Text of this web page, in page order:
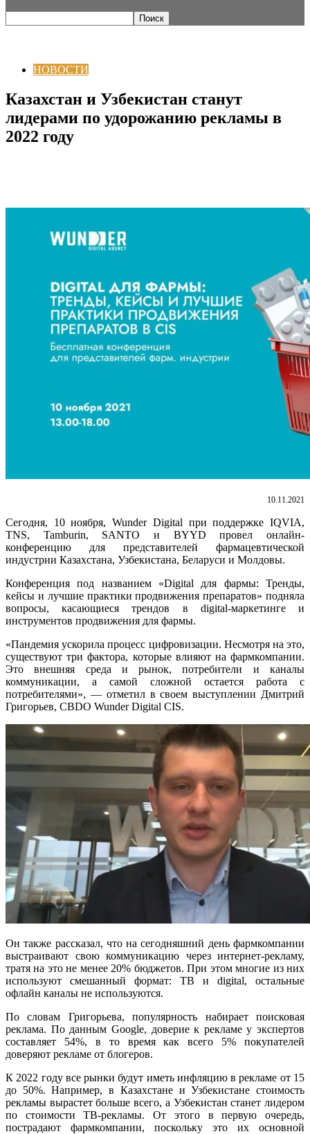
НОВОСТИ
Казахстан и Узбекистан станут
лидерами по удорожанию рекламы в
2022 году
10.11.2021
Сегодня, 10 ноября, Wunder Digital при поддержке IQVIA,
TNS, Tamburin, SANTO и BYYD провел онлайн-
конференцию для представителей фармацевтической
индустрии Казахстана, Узбекистана, Беларуси и Молдовы.
Конференция под названием «Digital для фармы: Тренды,
кейсы и лучшие практики продвижения препаратов» подняла
вопросы, касающиеся трендов в digital-маркетинге и
инструментов продвижения для фармы.
«Пандемия ускорила процесс цифровизации. Несмотря на это,
существуют три фактора, которые влияют на фармкомпании.
Это внешняя среда и рынок, потребители и каналы
коммуникации, а самой сложной остается работа с
потребителями», — отметил в своем выступлении Дмитрий
Григорьев, CBDO Wunder Digital CIS.
Он также рассказал, что на сегодняшний день фармкомпании
выстраивают свою коммуникацию через интернет-рекламу,
тратя на это не менее 20% бюджетов. При этом многие из них
используют смешанный формат: ТВ и digital, остальные
офлайн каналы не используются.
По словам Григорьева, популярность набирает поисковая
реклама. По данным Google, доверие к рекламе у экспертов
составляет 54%, в то время как всего 5% покупателей
доверяют рекламе от блогеров.
К 2022 году все рынки будут иметь инфляцию в рекламе от 15
до 50%. Например, в Казахстане и Узбекистане стоимость
рекламы вырастет больше всего, а Узбекистан станет лидером
по стоимости ТВ-рекламы. От этого в первую очередь,
пострадают фармкомпании, поскольку это их основной